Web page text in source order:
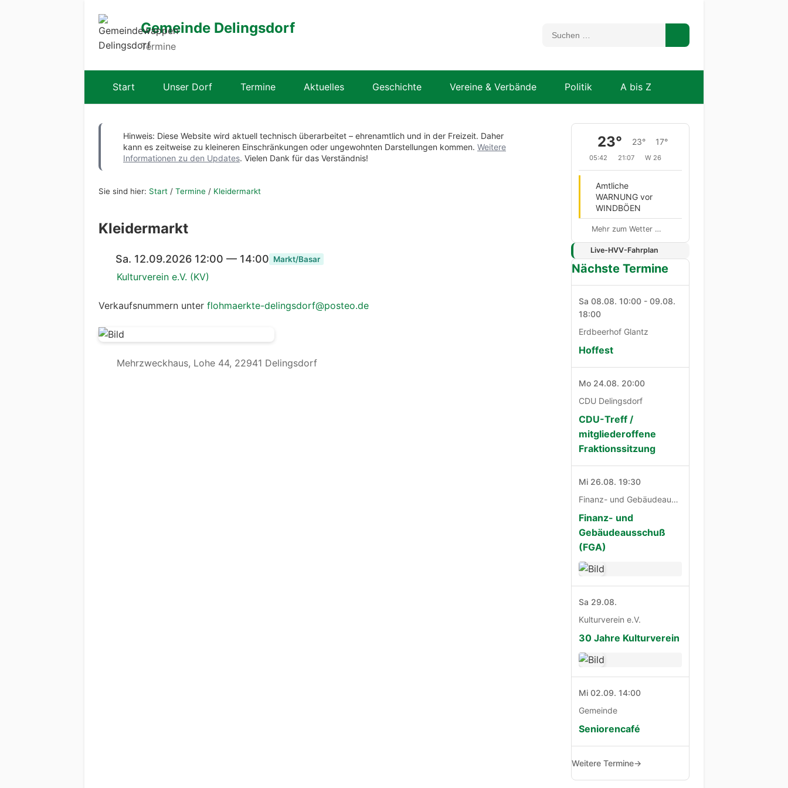
Gemeinde Delingsdorf
Termine
Start Unser Dorf Termine Aktuelles Geschichte Vereine & Verbände Politik A bis Z
Hinweis: Diese Website wird aktuell technisch überarbeitet – ehrenamtlich und in der Freizeit. Daher
kann es zeitweise zu kleineren Einschränkungen oder ungewohnten Darstellungen kommen. Weitere
Informationen zu den Updates. Vielen Dank für das Verständnis!
Sie sind hier: Start / Termine / Kleidermarkt
Kleidermarkt
Sa. 12.09.2026 12:00 — 14:00 Markt/Basar
Kulturverein e.V. (KV)
Verkaufsnummern unter flohmaerkte-delingsdorf@posteo.de
Mehrzweckhaus, Lohe 44, 22941 Delingsdorf
23° 23° 17°
05:42 21:07 W 26
Amtliche
WARNUNG vor
WINDBÖEN
Mehr zum Wetter …
Live-HVV-Fahrplan
Nächste Termine
Sa 08.08. 10:00 - 09.08.
18:00
Erdbeerhof Glantz
Hoffest
Mo 24.08. 20:00
CDU Delingsdorf
CDU-Treff /
mitgliederoffene
Fraktionssitzung
Mi 26.08. 19:30
Finanz- und Gebäudeausschuß
Finanz- und
Gebäudeausschuß
(FGA)
Sa 29.08.
Kulturverein e.V.
30 Jahre Kulturverein
Mi 02.09. 14:00
Gemeinde
Seniorencafé
Weitere Termine→